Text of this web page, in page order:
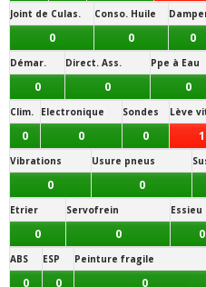
Joint de Culas. Conso. Huile
0 0 0
Démar. Direct. Ass. Ppe à Eau
0 0 0
Clim. Electronique Sondes Lève
0 0 0 1
Vibrations Usure pneus
0 0
Etrier Servofrein Essieu
0 0 0
ABS ESP Peinture fragile
0 0 0